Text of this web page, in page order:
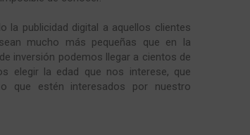
la publicidad digital a aquellos clientes
mucho más pequeñas que en la
inversión podemos llegar a cientos de
elegir la edad que nos interese, que
que estén interesados por nuestro